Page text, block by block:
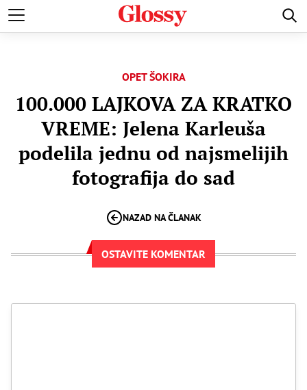
VESTI ŽIVOTNE PRIČE LJUBAVNE PRIČE VENČANJA
OPET ŠOKIRA
100.000 LAJKOVA ZA KRATKO
VREME: Jelena Karleuša
podelila jednu od najsmelijih
fotografija do sad
NAZAD NA ČLANAK
OSTAVITE KOMENTAR